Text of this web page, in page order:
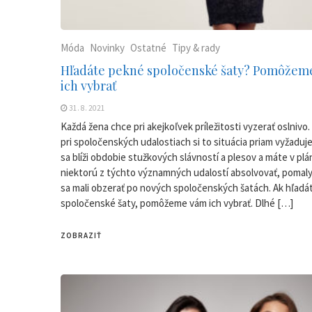
Móda Novinky Ostatné Tipy & rady
Hľadáte pekné spoločenské šaty?
ich vybrať
31. 8. 2021
Každá žena chce pri akejkoľvek príležitosti vyzerať oslnivo.
pri spoločenských udalostiach si to situácia priam
sa blíži obdobie stužkových slávností a plesov a máte v
niektorú z týchto významných udalostí absolvovať,
sa mali obzerať po nových spoločenských šatách. Ak
spoločenské šaty, pomôžeme vám ich vybrať. Dlhé […]
ZOBRAZIŤ